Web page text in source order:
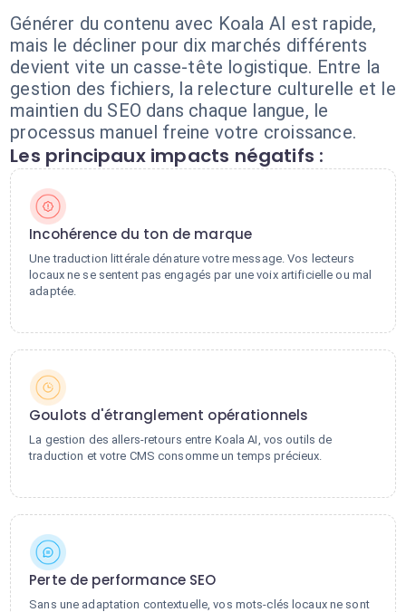
Générer du contenu avec Koala AI est rapide,
mais le décliner pour dix marchés différents
devient vite un casse-tête logistique. Entre la
gestion des fichiers, la relecture culturelle et le
maintien du SEO dans chaque langue, le
processus manuel freine votre croissance.
Les principaux impacts négatifs :
Incohérence du ton de marque
Une traduction littérale dénature votre message. Vos lecteurs
locaux ne se sentent pas engagés par une voix artificielle ou mal
adaptée.
Goulots d'étranglement opérationnels
La gestion des allers-retours entre Koala AI, vos outils de
traduction et votre CMS consomme un temps précieux.
Perte de performance SEO
Sans une adaptation contextuelle, vos mots-clés locaux ne sont